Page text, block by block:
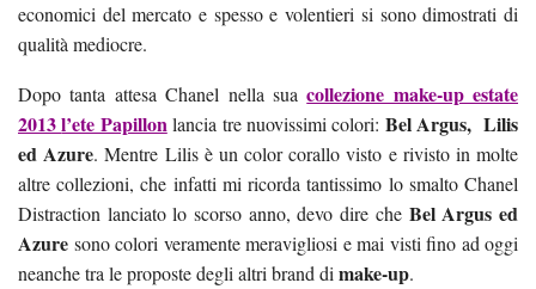
economici del mercato e spesso e volentieri si sono dimostrati di
qualità mediocre.
Dopo tanta attesa Chanel nella suacollezione make-up estate
2013l’ete Papillonlancia tre nuovissimi colori: Bel Argus, Lilis
ed Azure. Mentre Lilis è un color corallo visto e rivisto in molte
altre collezioni, che infatti mi ricorda tantissimo lo smalto Chanel
Distraction lanciato lo scorso anno, devo dire che Bel Argus ed
Azure sono colori veramente meravigliosi e mai visti fino ad oggi
neanche tra le proposte degli altri brand dimake-up.